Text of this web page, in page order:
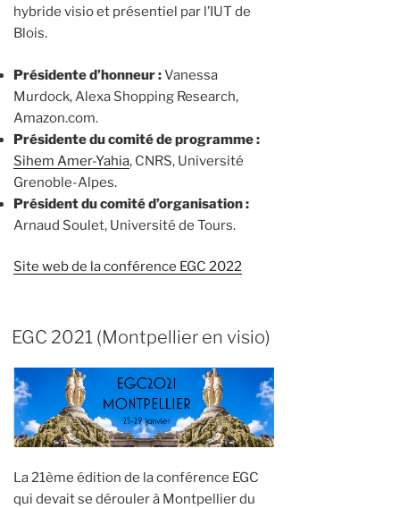
hybride visio et présentiel par l’IUT de
Blois.
Présidente d’honneur :Vanessa
Murdock, Alexa Shopping Research,
Amazon.com.
Présidente du comité de programme :
Sihem Amer-Yahia, CNRS, Université
Grenoble-Alpes.
Président du comité d’organisation :
Arnaud Soulet, Université de Tours.
Site web de la conférence EGC 2022
EGC 2021 (Montpellier en visio)
La 21ème édition de la conférence EGC
qui devait se dérouler à Montpellier du